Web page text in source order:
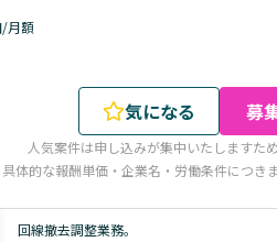
月額
気になる 募
人気案件は申し込みが集中いたしますた
具体的な報酬単価・企業名・労働条件につき
回線撤去調整業務。